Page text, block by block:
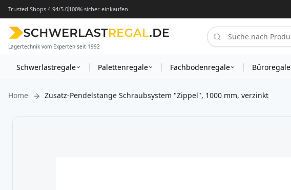
Trusted Shops 4.94/5.0100% sicher einkaufen
Lagertechnik vom Experten seit 1992
Schwerlastregale Fachbodenregale Büroregale
Palettenregale
Home Zusatz-Pendelstange Schraubsystem "Zippel", 1000 mm, verzinkt